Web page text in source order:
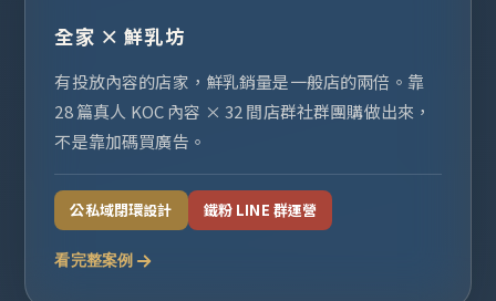
全家 × 鮮乳坊
有投放內容的店家，鮮乳銷量是一般店的兩倍。靠
28 篇真人 KOC 內容 × 32 間店群社群團購做出來，
不是靠加碼買廣告。
公私域閉環設計 鐵粉 LINE 群運營
看完整案例